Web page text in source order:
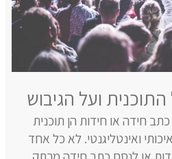
ועל הגיבוש
חידה או חידות הן תוכנית
ואינטליגנטי. לא כל אחד